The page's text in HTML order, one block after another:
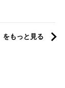
をもっと見る